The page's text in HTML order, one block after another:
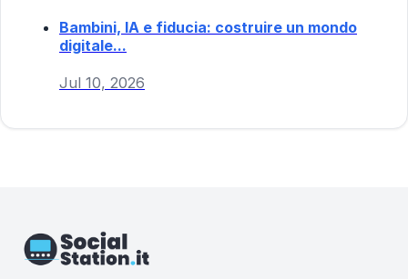
Bambini, IA e fiducia: costruire un mondo
digitale...
Jul 10, 2026